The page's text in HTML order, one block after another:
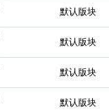
默认版块
默认版块
默认版块
默认版块